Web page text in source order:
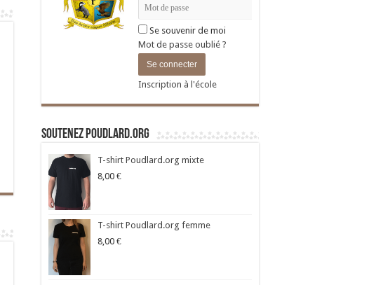
Se souvenir de moi
Mot de passe oublié ?
Inscription à l'école
Soutenez Poudlard.org
T-shirt Poudlard.org mixte
8,00 €
T-shirt Poudlard.org femme
8,00 €